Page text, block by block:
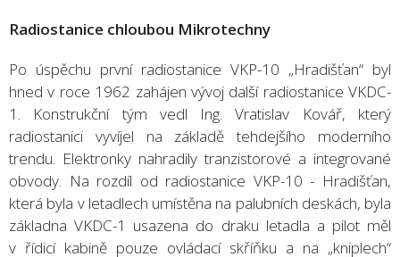
Radiostanice chloubou Mikrotechny
Po úspěchu první radiostanice VKP-10 „Hradišťan“ byl
hned v roce 1962 zahájen vývoj další radiostanice VKDC-
1. Konstrukční tým vedl Ing. Vratislav Kovář, který
radiostanici vyvíjel na základě tehdejšího moderního
trendu. Elektronky nahradily tranzistorové a integrované
obvody. Na rozdíl od radiostanice VKP-10 - Hradišťan,
která byla v letadlech umístěna na palubních deskách, byla
základna VKDC-1 usazena do draku letadla a pilot měl
v řídicí kabině pouze ovládací skříňku a na „kniplech“